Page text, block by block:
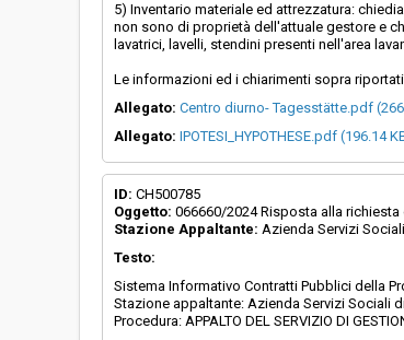
5) Inventario materiale ed attrezzatura:
non sono di proprietà dell'attuale gestore e
lavatrici, lavelli, stendini presenti nell'area
Le informazioni ed i chiarimenti sopra
Allegato: Centro diurno- Tagesstätte.pdf
Allegato: IPOTESI_HYPOTHESE.pdf (196.14
ID: CH500785
Oggetto: 066660/2024 Risposta alla
Stazione Appaltante: Azienda Servizi
Testo:
Sistema Informativo Contratti Pubblici della
Stazione appaltante: Azienda Servizi Sociali
Procedura: APPALTO DEL SERVIZIO DI